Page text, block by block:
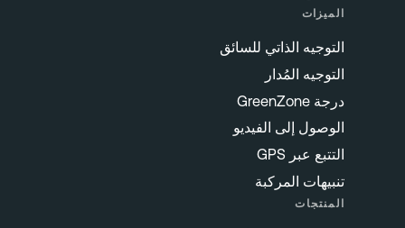
الميزات
التوجيه الذاتي للسائق
التوجيه المُدار
درجة GreenZone
الوصول إلى الفيديو
التتبع عبر GPS
تنبيهات المركبة
المنتجات